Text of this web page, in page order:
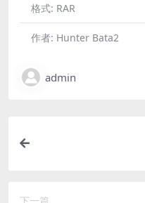
格式: RAR
作者: Hunter Bata2
admin